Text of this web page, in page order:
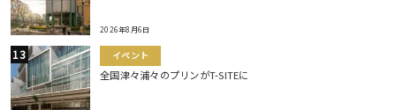
2026年8月6日
イベント
全国津々浦々のプリンがT-SITEに